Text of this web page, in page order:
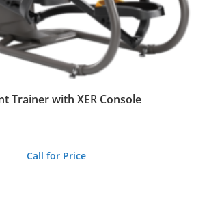
Trainer with XER Console
Call for Price